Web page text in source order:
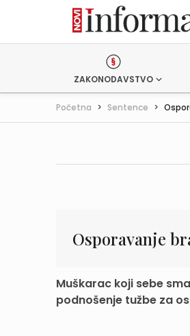
ZAKONODAVSTVO
Početna > Sentence >
Osporavanje
Muškarac koji sebe
podnošenje tužbe za